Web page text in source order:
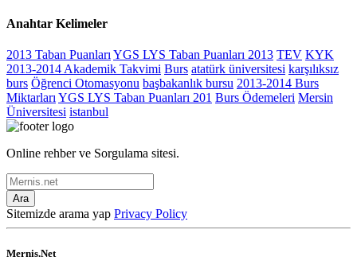
Anahtar Kelimeler
2013 Taban Puanları YGS LYS Taban Puanları 2013 TEV KYK
2013-2014 Akademik Takvimi Burs atatürk üniversitesi karşılıksız
burs Öğrenci Otomasyonu başbakanlık bursu 2013-2014 Burs
Miktarları YGS LYS Taban Puanları 201 Burs Ödemeleri Mersin
Üniversitesi istanbul
Online rehber ve Sorgulama sitesi.
Ara
Sitemizde arama yap Privacy Policy
Mernis.Net